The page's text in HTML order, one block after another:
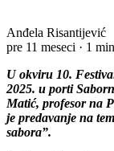
Anđela Risantijević
pre 11 meseci · 1
U okviru 10.
2025. u porti
Matić, profesor na
je predavanje na
sabora”.